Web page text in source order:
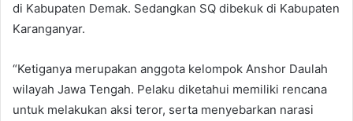
di Kabupaten Demak. Sedangkan SQ dibekuk di Kabupaten
Karanganyar.
“Ketiganya merupakan anggota kelompok Anshor Daulah
wilayah Jawa Tengah. Pelaku diketahui memiliki rencana
untuk melakukan aksi teror, serta menyebarkan narasi